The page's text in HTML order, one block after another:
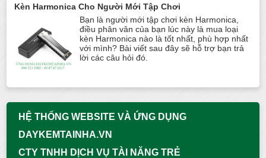
Kèn Harmonica Cho Người Mới Tập Chơi
Bạn là người mới tập chơi kèn Harmonica,
điều phân vân của bạn lúc này là mua loại
kèn Harmonica nào là tốt nhất, phù hợp nhất
với mình? Bài viết sau đây sẽ hỗ trợ bạn trả
lời các câu hỏi đó.
HỆ THỐNG WEBSITE VÀ ỨNG DỤNG
DAYKEMTAINHA.VN
CTY TNHH DỊCH VỤ TÀI NĂNG TRẺ